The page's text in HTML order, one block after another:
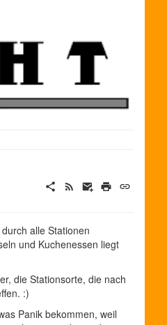
alle Stationen
und Kuchenessen liegt
die Stationsorte, die nach
:)
Panik bekommen, weil